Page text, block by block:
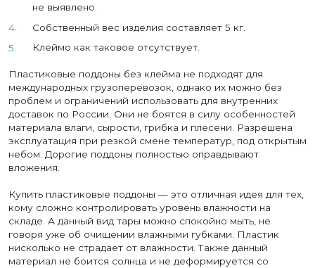
не выявлено.
Собственный вес изделия составляет 5 кг.
Клеймо как таковое отсутствует.
Пластиковые поддоны без клейма не подходят для
международных грузоперевозок, однако их можно без
проблем и ограничений использовать для внутренних
доставок по России. Они не боятся в силу особенностей
материала влаги, сырости, грибка и плесени. Разрешена
эксплуатация при резкой смене температур, под открытым
небом. Дорогие поддоны полностью оправдывают
вложения.
Купить пластиковые поддоны — это отличная идея для тех,
кому сложно контролировать уровень влажности на
складе. А данный вид тары можно спокойно мыть, не
говоря уже об очищении влажными губками. Пластик
нисколько не страдает от влажности. Также данный
материал не боится солнца и не деформируется со